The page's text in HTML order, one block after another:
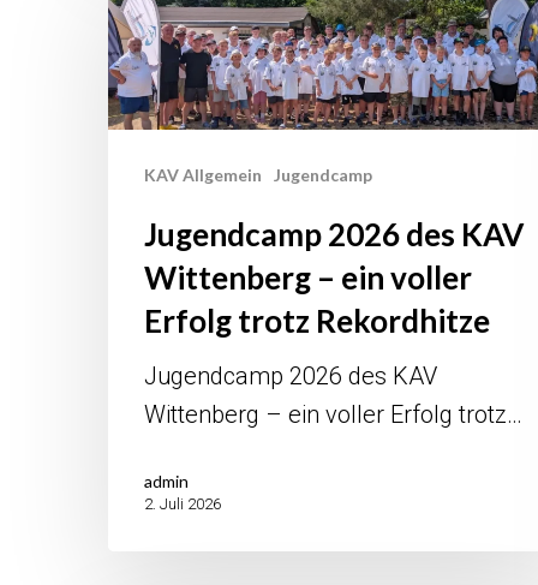
2026
des
KAV
Wittenberg
voller
Erfolg
trotz
Rekordhitze
KAV Allgemein Jugendcamp
Jugendcamp 2026 des KAV
Wittenberg – ein voller
Erfolg trotz Rekordhitze
Jugendcamp 2026 des KAV
Wittenberg – ein voller Erfolg trotz…
admin
2. Juli 2026